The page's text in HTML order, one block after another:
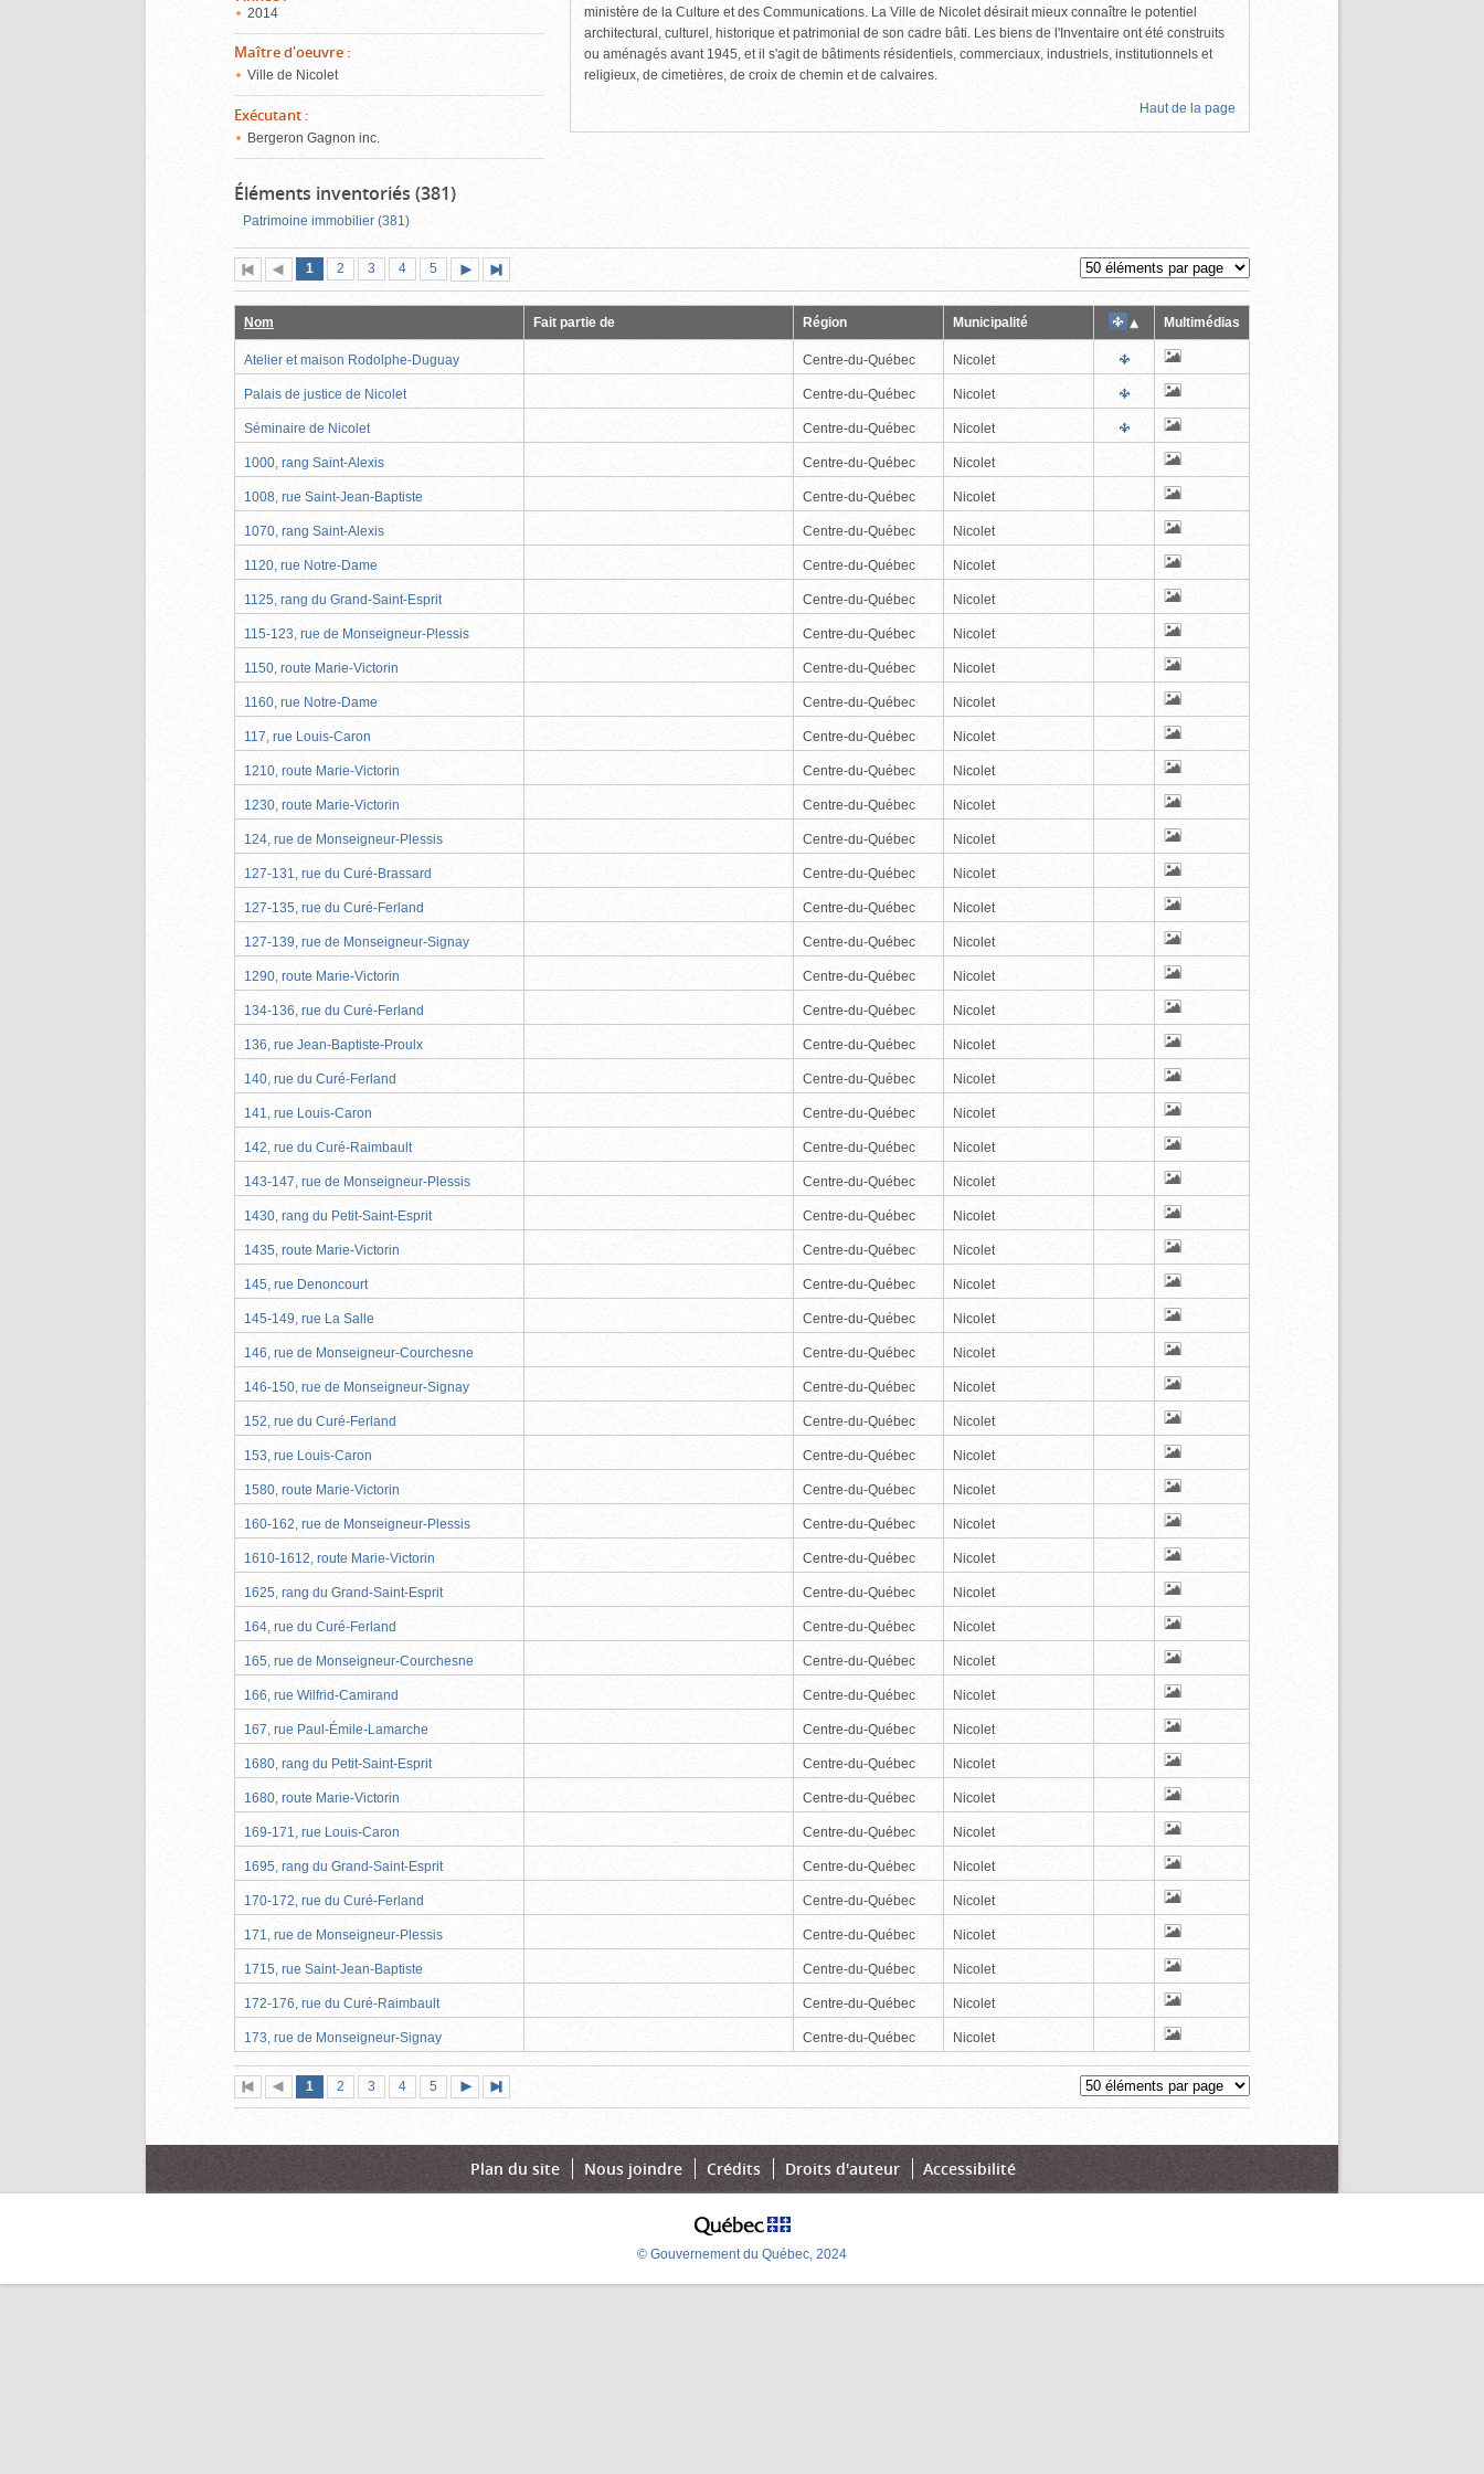
2014
Maître d'oeuvre :
Ville de Nicolet
Exécutant :
Bergeron Gagnon inc.
ministère de la Culture et des Communications. La Ville de Nicolet désirait mieux connaître le potentiel
architectural, culturel, historique et patrimonial de son cadre bâti. Les biens de l'Inventaire ont été construits
ou aménagés avant 1945, et il s'agit de bâtiments résidentiels, commerciaux, industriels, institutionnels et
religieux, de cimetières, de croix de chemin et de calvaires.
Haut de la page
Éléments inventoriés (381)
Patrimoine immobilier (381)
Première
page
Page
précédente
Page
1 (page
actuelle)
Page
2 Page
3 Page
4 Page
5
suivante
page
Nom Fait partie de Région Municipalité Multimédias
Atelier et maison Rodolphe-Duguay Centre-du-Québec Nicolet
Palais de justice de Nicolet Centre-du-Québec Nicolet
Séminaire de Nicolet Centre-du-Québec Nicolet
1000, rang Saint-Alexis Centre-du-Québec Nicolet
1008, rue Saint-Jean-Baptiste Centre-du-Québec Nicolet
1070, rang Saint-Alexis Centre-du-Québec Nicolet
1120, rue Notre-Dame Centre-du-Québec Nicolet
1125, rang du Grand-Saint-Esprit Centre-du-Québec Nicolet
115-123, rue de Monseigneur-Plessis Centre-du-Québec Nicolet
1150, route Marie-Victorin Centre-du-Québec Nicolet
1160, rue Notre-Dame Centre-du-Québec Nicolet
117, rue Louis-Caron Centre-du-Québec Nicolet
1210, route Marie-Victorin Centre-du-Québec Nicolet
1230, route Marie-Victorin Centre-du-Québec Nicolet
124, rue de Monseigneur-Plessis Centre-du-Québec Nicolet
127-131, rue du Curé-Brassard Centre-du-Québec Nicolet
127-135, rue du Curé-Ferland Centre-du-Québec Nicolet
127-139, rue de Monseigneur-Signay Centre-du-Québec Nicolet
1290, route Marie-Victorin Centre-du-Québec Nicolet
134-136, rue du Curé-Ferland Centre-du-Québec Nicolet
136, rue Jean-Baptiste-Proulx Centre-du-Québec Nicolet
140, rue du Curé-Ferland Centre-du-Québec Nicolet
141, rue Louis-Caron Centre-du-Québec Nicolet
142, rue du Curé-Raimbault Centre-du-Québec Nicolet
143-147, rue de Monseigneur-Plessis Centre-du-Québec Nicolet
1430, rang du Petit-Saint-Esprit Centre-du-Québec Nicolet
1435, route Marie-Victorin Centre-du-Québec Nicolet
145, rue Denoncourt Centre-du-Québec Nicolet
145-149, rue La Salle Centre-du-Québec Nicolet
146, rue de Monseigneur-Courchesne Centre-du-Québec Nicolet
146-150, rue de Monseigneur-Signay Centre-du-Québec Nicolet
152, rue du Curé-Ferland Centre-du-Québec Nicolet
153, rue Louis-Caron Centre-du-Québec Nicolet
1580, route Marie-Victorin Centre-du-Québec Nicolet
160-162, rue de Monseigneur-Plessis Centre-du-Québec Nicolet
1610-1612, route Marie-Victorin Centre-du-Québec Nicolet
1625, rang du Grand-Saint-Esprit Centre-du-Québec Nicolet
164, rue du Curé-Ferland Centre-du-Québec Nicolet
165, rue de Monseigneur-Courchesne Centre-du-Québec Nicolet
166, rue Wilfrid-Camirand Centre-du-Québec Nicolet
167, rue Paul-Émile-Lamarche Centre-du-Québec Nicolet
1680, rang du Petit-Saint-Esprit Centre-du-Québec Nicolet
1680, route Marie-Victorin Centre-du-Québec Nicolet
169-171, rue Louis-Caron Centre-du-Québec Nicolet
1695, rang du Grand-Saint-Esprit Centre-du-Québec Nicolet
170-172, rue du Curé-Ferland Centre-du-Québec Nicolet
171, rue de Monseigneur-Plessis Centre-du-Québec Nicolet
1715, rue Saint-Jean-Baptiste Centre-du-Québec Nicolet
172-176, rue du Curé-Raimbault Centre-du-Québec Nicolet
173, rue de Monseigneur-Signay Centre-du-Québec Nicolet
Première
page
Page
précédente
Page
1 (page
actuelle)
Page
2 Page
3 Page
4 Page
5
suivante
page
Plan du site Nous joindre Crédits Droits d'auteur Accessibilité
© Gouvernement du Québec, 2024